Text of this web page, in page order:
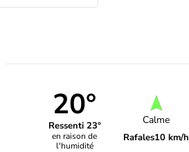
20°
Ressenti 23°
en raison de
l'humidité
Calme
Rafales10 km/h